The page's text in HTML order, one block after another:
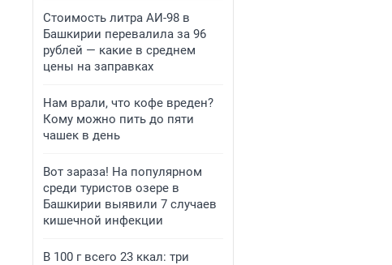
Стоимость литра АИ-98 в
Башкирии перевалила за 96
рублей — какие в среднем
цены на заправках
Нам врали, что кофе вреден?
Кому можно пить до пяти
чашек в день
Вот зараза! На популярном
среди туристов озере в
Башкирии выявили 7 случаев
кишечной инфекции
В 100 г всего 23 ккал: три